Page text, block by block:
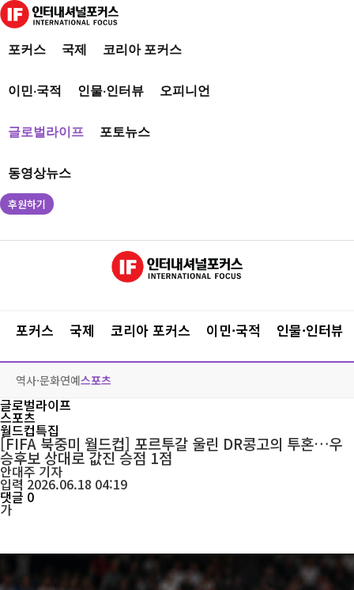
포커스 국제 코리아 포커스
이민·국적 인물·인터뷰 오피니언
글로벌라이프 포토뉴스
동영상뉴스
후원하기
포커스 국제 코리아 포커스 이민·국적 인물·인터뷰
역사·문화연예스포츠
글로벌라이프
스포츠
월드컵특집
[FIFA 북중미 월드컵] 포르투갈 울린 DR콩고의 투혼…우
승후보 상대로 값진 승점 1점
안대주 기자
입력 2026.06.18 04:19
댓글 0
가